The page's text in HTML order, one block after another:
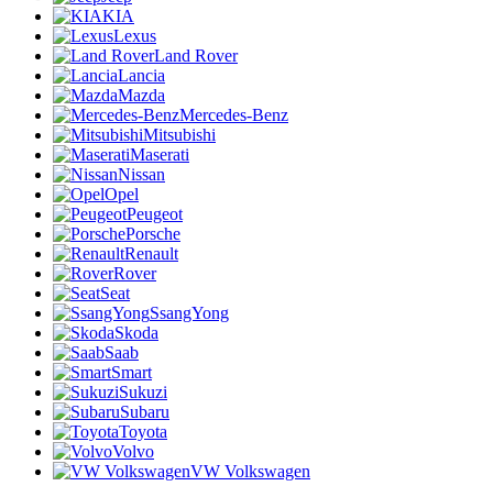
KIA
Lexus
Land Rover
Lancia
Mazda
Mercedes-Benz
Mitsubishi
Maserati
Nissan
Opel
Peugeot
Porsche
Renault
Rover
Seat
SsangYong
Skoda
Saab
Smart
Sukuzi
Subaru
Toyota
Volvo
VW Volkswagen